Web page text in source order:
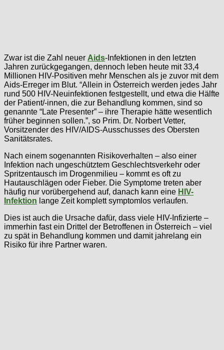
Zwar ist die Zahl neuer Aids-Infektionen in den letzten
Jahren zurückgegangen, dennoch leben heute mit 33,4
Millionen HIV-Positiven mehr Menschen als je zuvor mit dem
Aids-Erreger im Blut. “Allein in Österreich werden jedes Jahr
rund 500 HIV-Neuinfektionen festgestellt, und etwa die Hälfte
der Patient/-innen, die zur Behandlung kommen, sind so
genannte “Late Presenter” – ihre Therapie hätte wesentlich
früher beginnen sollen.”, so Prim. Dr. Norbert Vetter,
Vorsitzender des HIV/AIDS-Ausschusses des Obersten
Sanitätsrates.
Nach einem sogenannten Risikoverhalten – also einer
Infektion nach ungeschütztem Geschlechtsverkehr oder
Spritzentausch im Drogenmilieu – kommt es oft zu
Hautauschlägen oder Fieber. Die Symptome treten aber
häufig nur vorübergehend auf, danach kann eine HIV-
Infektion lange Zeit komplett symptomlos verlaufen.
Dies ist auch die Ursache dafür, dass viele HIV-Infizierte –
immerhin fast ein Drittel der Betroffenen in Österreich – viel
zu spät in Behandlung kommen und damit jahrelang ein
Risiko für ihre Partner waren.